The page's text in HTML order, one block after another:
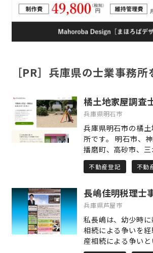
［PR］兵庫県の士業事務所
橘土地家屋調査
兵庫県明石市
兵庫県明石市の橘
所です。 明石市、
播磨町、高砂市、
宮市など、主に兵庫
登記・測量業務を行
す。 相続した建物
った場合や増築され
地を相続人間で分
司法書士と連携し
ます。 どの専門家
不動産登記 不動
長嶋佳明税理士
兵庫県芦屋市
私長嶋は、幼少時
相続による争いを
産相続による争い